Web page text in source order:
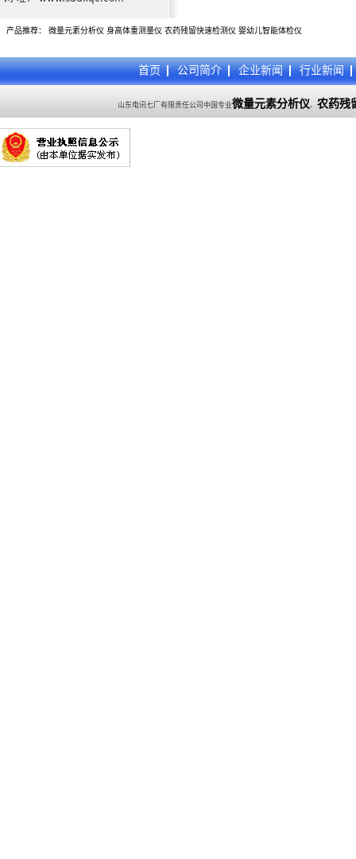
产品推荐： 微量元素分析仪 身高体重测量仪 农药残留快速检测仪 婴幼儿智能体检仪
首页 公司简介 企业新闻 行业新闻
山东电讯七厂有限责任公司中国专业微量元素分析仪、 农药残